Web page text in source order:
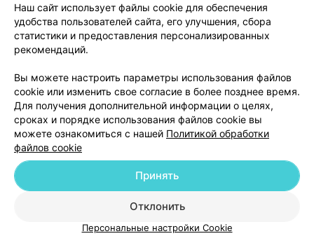
Вакансии
Партнеры
Написать руководителю 103.by
Обработка персональных данных
© 2026 ООО «Артокс Лаб», УНП 191700409
| 220012, Республика Беларусь,
г. Минск, улица Толбухина, 2, пом. 16 | help@103.by
Служба поддержки +375 291212755
Наш сайт использует файлы cookie для обеспечения
удобства пользователей сайта, его улучшения, сбора
статистики и предоставления персонализированных
рекомендаций.
Вы можете настроить параметры использования файлов
cookie или изменить свое согласие в более позднее время.
Для получения дополнительной информации о целях,
сроках и порядке использования файлов cookie вы
можете ознакомиться с нашей Политикой обработки
файлов cookie
Отклонить
Принять
Персональные настройки Cookie